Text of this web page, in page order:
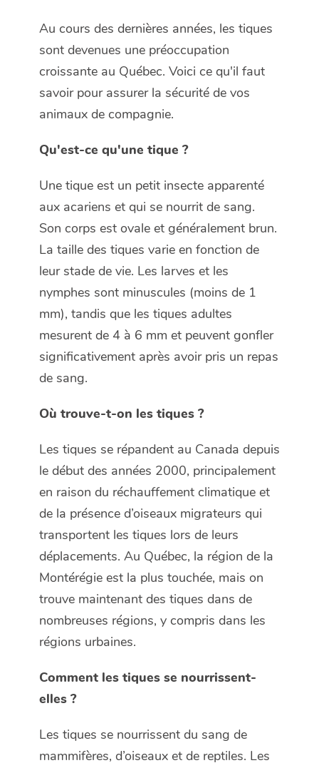
Au cours des dernières années, les tiques
sont devenues une préoccupation
croissante au Québec. Voici ce qu'il faut
savoir pour assurer la sécurité de vos
animaux de compagnie.
Qu'est-ce qu'une tique ?
Une tique est un petit insecte apparenté
aux acariens et qui se nourrit de sang.
Son corps est ovale et généralement brun.
La taille des tiques varie en fonction de
leur stade de vie. Les larves et les
nymphes sont minuscules (moins de 1
mm), tandis que les tiques adultes
mesurent de 4 à 6 mm et peuvent gonfler
significativement après avoir pris un repas
de sang.
Où trouve-t-on les tiques ?
Les tiques se répandent au Canada depuis
le début des années 2000, principalement
en raison du réchauffement climatique et
de la présence d’oiseaux migrateurs qui
transportent les tiques lors de leurs
déplacements. Au Québec, la région de la
Montérégie est la plus touchée, mais on
trouve maintenant des tiques dans de
nombreuses régions, y compris dans les
régions urbaines.
Comment les tiques se nourrissent-
elles ?
Les tiques se nourrissent du sang de
mammifères, d’oiseaux et de reptiles. Les